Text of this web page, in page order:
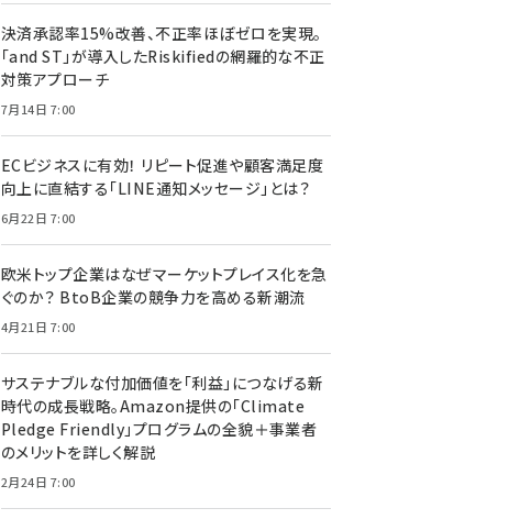
決済承認率15%改善、不正率ほぼゼロを実現。
「and ST」が導入したRiskifiedの網羅的な不正
対策アプローチ
7月14日 7:00
ECビジネスに有効！ リピート促進や顧客満足度
向上に直結する「LINE通知メッセージ」とは？
6月22日 7:00
欧米トップ企業はなぜマーケットプレイス化を急
ぐのか？ BtoB企業の競争力を高める新潮流
4月21日 7:00
サステナブルな付加価値を「利益」につなげる新
時代の成長戦略。Amazon提供の「Climate
Pledge Friendly」プログラムの全貌＋事業者
のメリットを詳しく解説
2月24日 7:00